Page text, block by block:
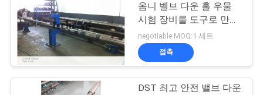
옴니 벨브 다운 홀 우물
시험 장비를 도구로 만듭
니다
negotiable MOQ:1 세트
접촉
DST 최고 안전 밸브 다운